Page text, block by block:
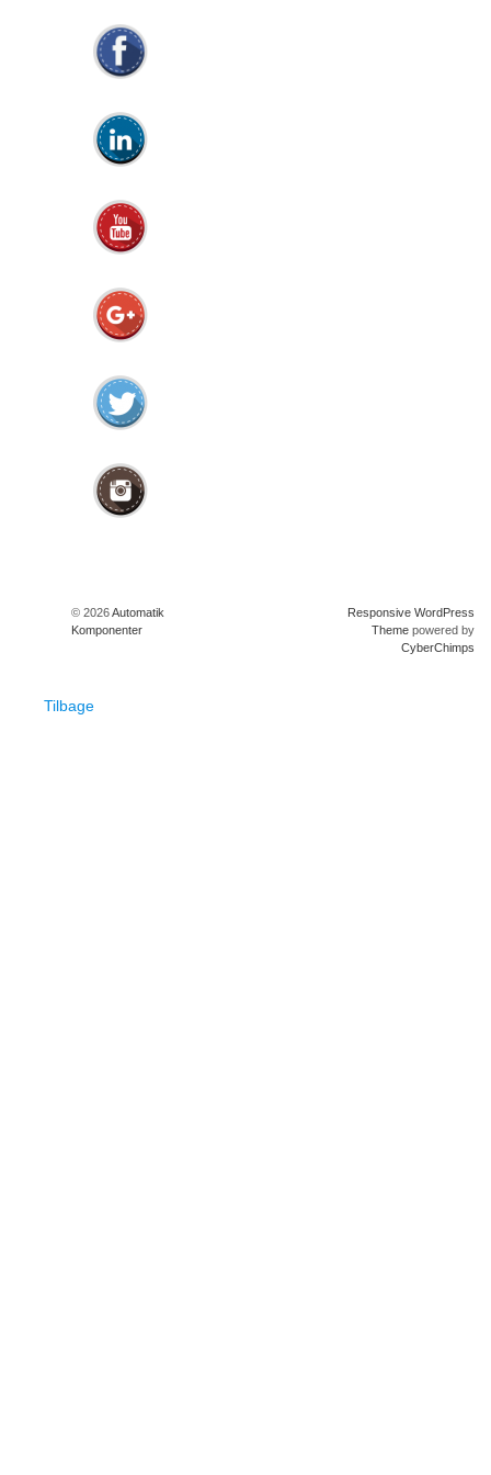
© 2026Automatik
Komponenter
Responsive WordPress
Themepowered by
CyberChimps
Tilbage